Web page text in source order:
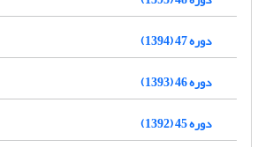
دوره 47 (1394)
دوره 46 (1393)
دوره 45 (1392)